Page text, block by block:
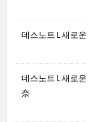
데스노트 L 새로
데스노트 L 새로운
奈